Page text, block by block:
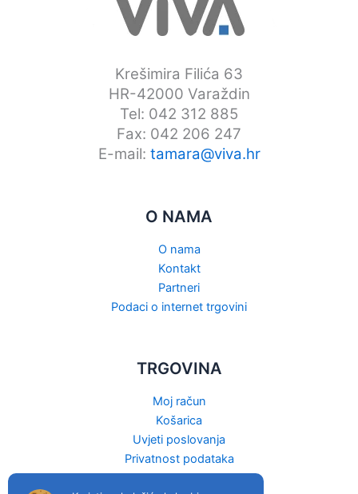
Krešimira Filića 63
HR-42000 Varaždin
Tel: 042 312 885
Fax: 042 206 247
E-mail: tamara@viva.hr
O NAMA
O nama
Kontakt
Partneri
Podaci o internet trgovini
TRGOVINA
Moj račun
Košarica
Uvjeti poslovanja
Privatnost podataka
Raskid ugovora